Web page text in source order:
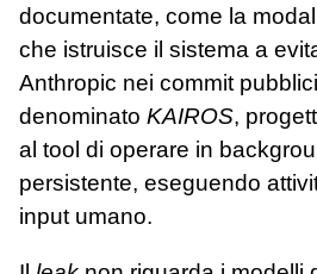
documentate, come la
che istruisce il sistema a
Anthropic nei commit
denominato KAIROS,
al tool di operare in
persistente, eseguendo
input umano.